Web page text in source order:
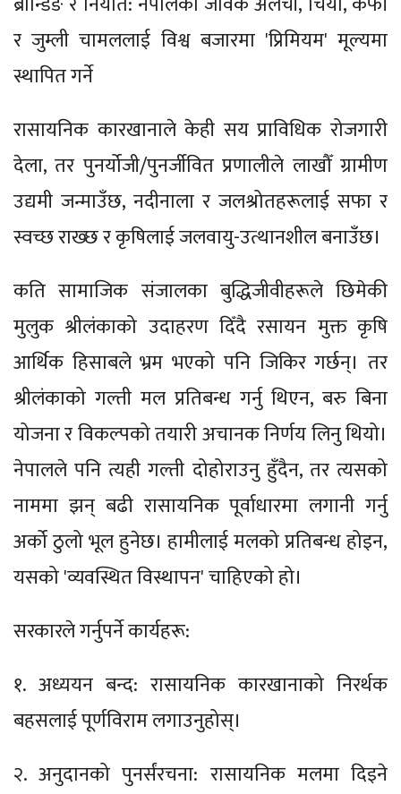
र जुम्ली चामललाई विश्व बजारमा 'प्रिमियम' मूल्यमा
स्थापित गर्ने
रासायनिक कारखानाले केही सय प्राविधिक रोजगारी
देला, तर पुनर्योजी/पुनर्जीवित प्रणालीले लाखौँ ग्रामीण
उद्यमी जन्माउँछ, नदीनाला र जलश्रोतहरूलाई सफा र
स्वच्छ राख्छ र कृषिलाई जलवायु-उत्थानशील बनाउँछ।
कति सामाजिक संजालका बुद्धिजीवीहरूले छिमेकी
मुलुक श्रीलंकाको उदाहरण दिँदै रसायन मुक्त कृषि
आर्थिक हिसाबले भ्रम भएको पनि जिकिर गर्छन्। तर
श्रीलंकाको गल्ती मल प्रतिबन्ध गर्नु थिएन, बरु बिना
योजना र विकल्पको तयारी अचानक निर्णय लिनु थियो।
नेपालले पनि त्यही गल्ती दोहोराउनु हुँदैन, तर त्यसको
नाममा झन् बढी रासायनिक पूर्वाधारमा लगानी गर्नु
अर्को ठुलो भूल हुनेछ। हामीलाई मलको प्रतिबन्ध होइन,
यसको 'व्यवस्थित विस्थापन' चाहिएको हो।
सरकारले गर्नुपर्ने कार्यहरू:
१. अध्ययन बन्द: रासायनिक कारखानाको निरर्थक
बहसलाई पूर्णविराम लगाउनुहोस्।
२. अनुदानको पुनर्संरचना: रासायनिक मलमा दिइने